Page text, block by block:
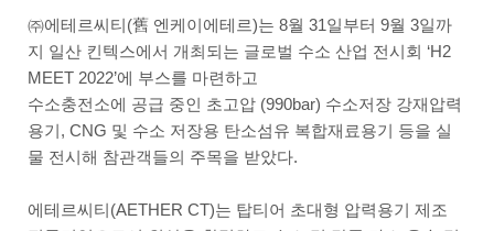
㈜에테르씨티(舊 엔케이에테르)는 8월 31일부터 9월 3일까
지 일산 킨텍스에서 개최되는 글로벌 수소 산업 전시회 ‘H2
MEET 2022’에 부스를 마련하고
수소충전소에 공급 중인 초고압 (990bar) 수소저장 강재압력
용기, CNG 및 수소 저장용 탄소섬유 복합재료용기 등을 실
물 전시해 참관객들의 주목을 받았다.
에테르씨티(AETHER CT)는 탑티어 초대형 압력용기 제조